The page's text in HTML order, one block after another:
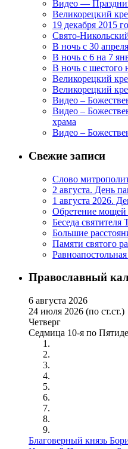
Видео —
Великорецкий
19 декабря 2015
Cвято-
В ночь с 30
В ночь с 6 на 7
В ночь с шестого
Великорецкий
Великорецкий
Видео –
Видео –
храма
Видео –
Свежие записи
Слово
2 августа. День
1 августа 2026.
Обретение мощей
Беседа
Большие
Памяти святого
Православный
6 августа 2026
24 июля 2026 (по ст.ст.)
Четверг
Седмица 10-я по
Благоверный князь